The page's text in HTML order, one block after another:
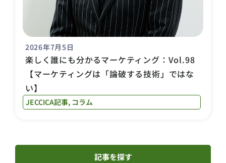
2026年7月5日
楽しく誰にも分かるマーケティング：Vol.98
【マーケティングは「論破する技術」ではな
い】
JECCICA記事, コラム
記事を探す